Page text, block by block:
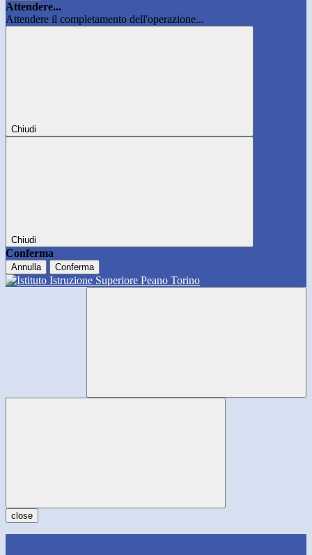
Attendere...
Attendere il completamento dell'operazione...
Chiudi
Chiudi
Conferma
Annulla Conferma
close